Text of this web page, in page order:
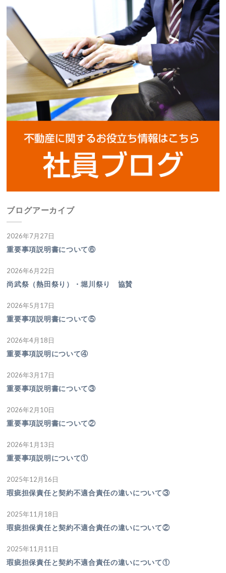
ブログアーカイブ
2026年7月27日
重要事項説明書について⑥
2026年6月22日
尚武祭（熱田祭り）・堀川祭り 協賛
2026年5月17日
重要事項説明書について⑤
2026年4月18日
重要事項説明について④
2026年3月17日
重要事項説明書について③
2026年2月10日
重要事項説明書について②
2026年1月13日
重要事項説明について①
2025年12月16日
瑕疵担保責任と契約不適合責任の違いについて③
2025年11月18日
瑕疵担保責任と契約不適合責任の違いについて②
2025年11月11日
瑕疵担保責任と契約不適合責任の違いについて①